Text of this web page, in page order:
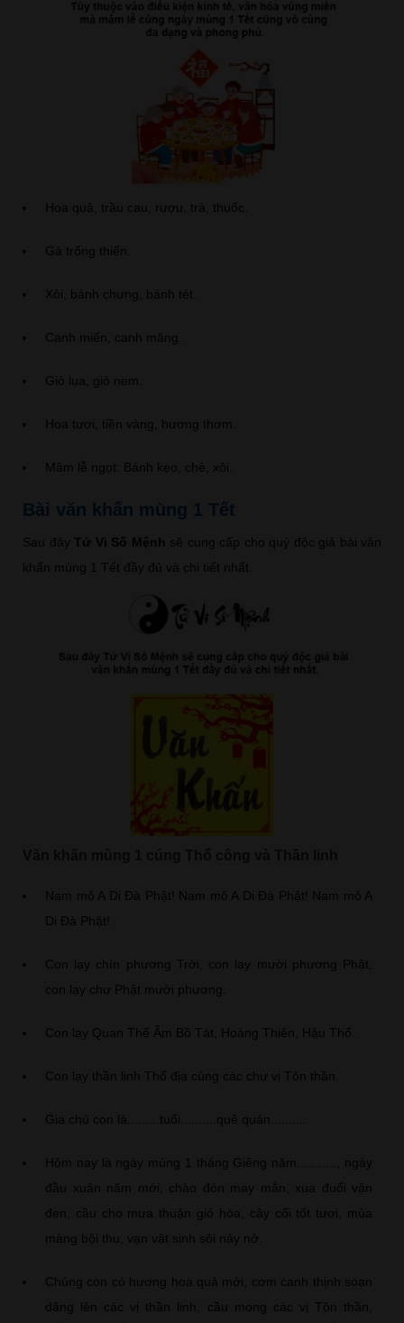
Hoa quả, trầu cau, rượu, trà, thuốc.
Gà trống thiến.
Xôi, bánh chưng, bánh tét.
Canh miến, canh măng.
Giò lụa, giò nem.
Hoa tươi, tiền vàng, hương thơm.
Mâm lễ ngọt: Bánh kẹo, chè, xôi.
Bài văn khấn mùng 1 Tết
Sau đây Tử Vi Số Mệnh sẽ cung cấp cho quý độc giả bài văn
khấn mùng 1 Tết đầy đủ và chi tiết nhất.
Nam mô A Di Đà Phật! Nam mô A Di Đà Phật! Nam mô A
Di Đà Phật!
Con lạy chín phương Trời, con lạy mười phương Phật,
con lạy chư Phật mười phương.
Con lạy Quan Thế Âm Bồ Tát, Hoàng Thiên, Hậu Thổ.
Con lạy thần linh Thổ địa cùng các chư vị Tôn thần.
Gia chủ con là.........tuổi..........quê quán..........
Hôm nay là ngày mùng 1 tháng Giêng năm..........., ngày
đầu xuân năm mới, chào đón may mắn, xua đuổi vận
đen, cầu cho mưa thuận gió hòa, cây cối tốt tươi, mùa
màng bội thu, vạn vật sinh sôi nảy nở.
Chúng con có hương hoa quả mới, cơm canh thịnh soạn
dâng lên các vị thần linh, cầu mong các vị Tôn thần,